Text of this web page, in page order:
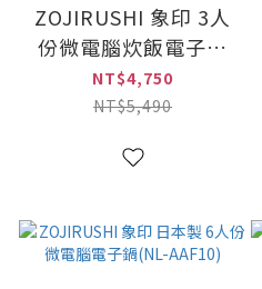
ZOJIRUSHI 象印 3人
份微電腦炊飯電子鍋
(NS-LBF05)
NT$4,750
NT$5,490